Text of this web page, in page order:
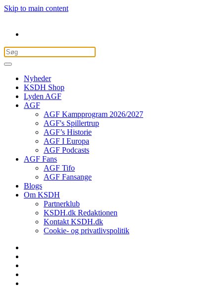
Skip to main content
Nyheder
KSDH Shop
Lyden AGF
AGF
AGF Kampprogram 2026/2027
AGF's Spillertrup
AGF’s Historie
AGF I Europa
AGF Podcasts
AGF Fans
AGF Tifo
AGF Fansange
Blogs
Om KSDH
Partnerklub
KSDH.dk Redaktionen
Kontakt KSDH.dk
Cookie- og privatlivspolitik